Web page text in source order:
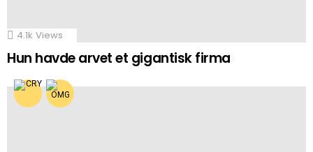
4.1k Views
Hun havde arvet et gigantisk firma